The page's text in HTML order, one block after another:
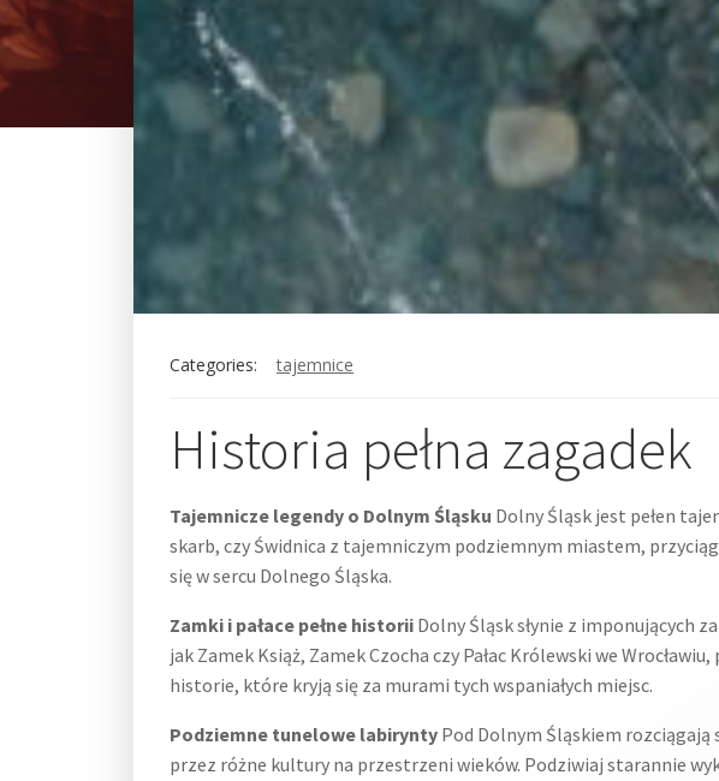
Categories: tajemnice
Historia pełna zagadek
Tajemnicze legendy o Dolnym Śląsku Dolny Śląsk jest pełen
skarb, czy Świdnica z tajemniczym podziemnym miastem,
się w sercu Dolnego Śląska.
Zamki i pałace pełne historii Dolny Śląsk słynie z imponujących
jak Zamek Książ, Zamek Czocha czy Pałac Królewski we
historie, które kryją się za murami tych wspaniałych miejsc.
Podziemne tunelowe labirynty Pod Dolnym Śląskiem
przez różne kultury na przestrzeni wieków. Podziwiaj starannie